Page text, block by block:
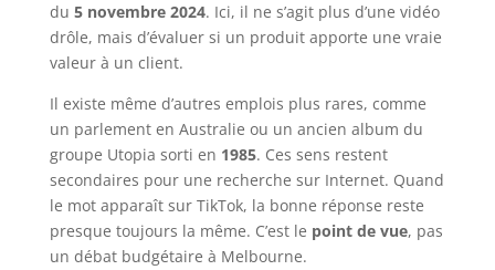
du 5 novembre 2024. Ici, il ne s’agit plus d’une vidéo
drôle, mais d’évaluer si un produit apporte une vraie
valeur à un client.
Il existe même d’autres emplois plus rares, comme
un parlement en Australie ou un ancien album du
groupe Utopia sorti en 1985. Ces sens restent
secondaires pour une recherche sur Internet. Quand
le mot apparaît sur TikTok, la bonne réponse reste
presque toujours la même. C’est le point de vue, pas
un débat budgétaire à Melbourne.